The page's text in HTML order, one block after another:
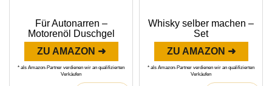
Für Autonarren –
Motorenöl Duschgel
ZU AMAZON ➜
* als Amazon-Partner verdienen wir an qualifizierten
Verkäufen
Whisky selber machen –
Set
ZU AMAZON ➜
* als Amazon-Partner verdienen wir an qualifizierten
Verkäufen